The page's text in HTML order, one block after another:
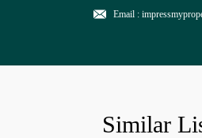
Email :
Similar